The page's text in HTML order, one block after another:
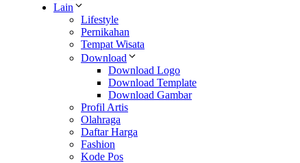
Lain
Lifestyle
Pernikahan
Tempat Wisata
Download
Download Logo
Download Template
Download Gambar
Profil Artis
Olahraga
Daftar Harga
Fashion
Kode Pos